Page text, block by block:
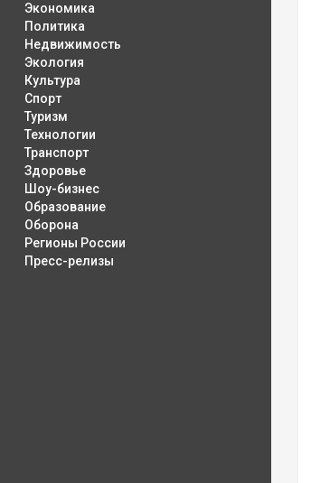
Экономика
Политика
Недвижимость
Экология
Культура
Спорт
Туризм
Технологии
Транспорт
Здоровье
Шоу-бизнес
Образование
Оборона
Регионы России
Пресс-релизы